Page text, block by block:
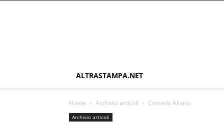
ALTRASTAMPA.NET
Home Archivio articoli Corrado Alvaro
Archivio articoli